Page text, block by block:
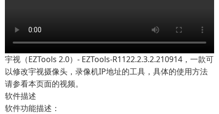
宇视（EZTools 2.0）- EZTools-R1122.2.3.2.210914，一款可
以修改宇视摄像头，录像机IP地址的工具，具体的使用方法
请参看本页面的视频。
软件描述
软件功能描述：